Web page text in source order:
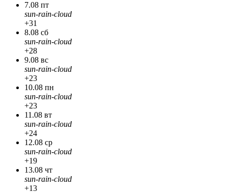
7.08 пт
sun-rain-cloud
+31
8.08 сб
sun-rain-cloud
+28
9.08 вс
sun-rain-cloud
+23
10.08 пн
sun-rain-cloud
+23
11.08 вт
sun-rain-cloud
+24
12.08 ср
sun-rain-cloud
+19
13.08 чт
sun-rain-cloud
+13